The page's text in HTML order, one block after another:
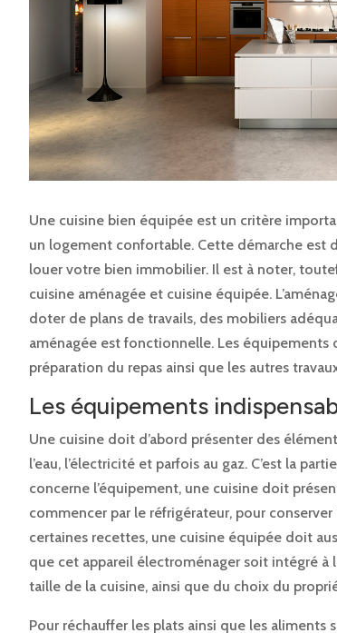
Une cuisine bien équipée est un critère
un logement confortable. Cette démarche est
louer votre bien immobilier. Il est à noter,
cuisine aménagée et cuisine équipée.
doter de plans de travails, des mobiliers
aménagée est fonctionnelle. Les équipements
préparation du repas ainsi que les autres
Les équipements
Une cuisine doit d’abord présenter des
l’eau, l’électricité et parfois au gaz. C’est la
concerne l’équipement, une cuisine doit
commencer par le réfrigérateur, pour
certaines recettes, une cuisine équipée doit
que cet appareil électroménager soit intégré
taille de la cuisine, ainsi que du choix du
Pour réchauffer les plats ainsi que les aliments